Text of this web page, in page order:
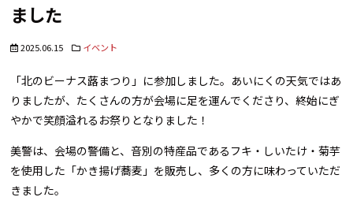
ました
2025.06.15 イベント
「北のビーナス蕗まつり」に参加しました。あいにくの天気ではあ
りましたが、たくさんの方が会場に足を運んでくださり、終始にぎ
やかで笑顔溢れるお祭りとなりました！
美警は、会場の警備と、音別の特産品であるフキ・しいたけ・菊芋
を使用した「かき揚げ蕎麦」を販売し、多くの方に味わっていただ
きました。